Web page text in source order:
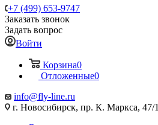
+7 (499) 653-9747
Заказать звонок
Задать вопрос
Войти
Корзина0
Отложенные0
info@fly-line.ru
г. Новосибирск, пр. К. Маркса, 47/1